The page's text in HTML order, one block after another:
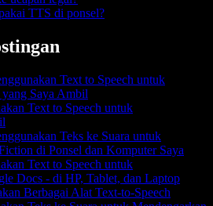
TTS di ponsel?
Text to Speech untuk
Saya Ambil
Text to Speech untuk
Teks ke Suara untuk
di Ponsel dan Komputer Saya
Text to Speech untuk
Docs - di HP, Tablet, dan Laptop
Berbagai Alat Text-to-Speech